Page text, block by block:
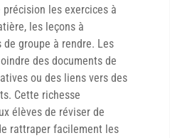
les exercices à
les leçons à
groupe à rendre. Les
des documents de
ou des liens vers des
Cette richesse
élèves de réviser de
rattraper facilement les